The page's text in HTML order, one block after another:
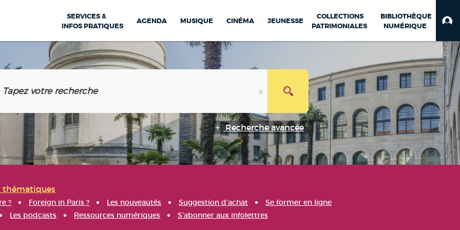
SERVICES &
INFOS PRATIQUES
AGENDA MUSIQUE CINÉMA JEUNESSE
COLLECTIONS
PATRIMONIALES
BIBLIOTHÈQUE
NUMÉRIQUE
Recherche avancée
thématiques
? Foreign in Paris ? Les nouveautés Suggestion d'achat
Se former en ligne
Les podcasts Ressources numériques S'abonner aux infolettres